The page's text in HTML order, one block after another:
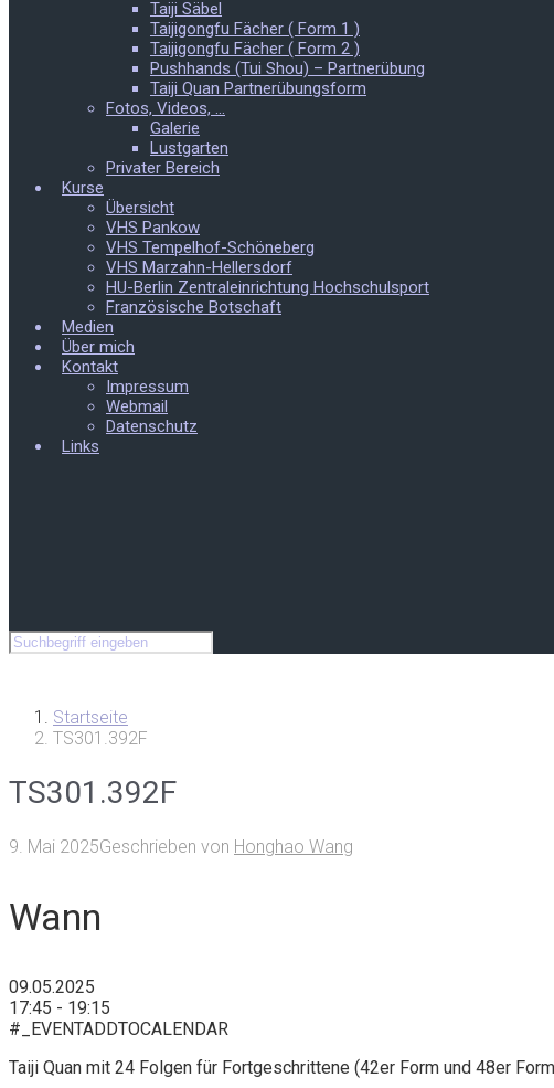
Taiji Säbel
Taijigongfu Fächer ( Form 1 )
Taijigongfu Fächer ( Form 2 )
Pushhands (Tui Shou) – Partnerübung
Taiji Quan Partnerübungsform
Fotos, Videos, …
Galerie
Lustgarten
Privater Bereich
Kurse
Übersicht
VHS Pankow
VHS Tempelhof-Schöneberg
VHS Marzahn-Hellersdorf
HU-Berlin Zentraleinrichtung Hochschulsport
Französische Botschaft
Medien
Über mich
Kontakt
Impressum
Webmail
Datenschutz
Links
Startseite
TS301.392F
TS301.392F
9. Mai 2025Geschrieben von Honghao Wang
Wann
09.05.2025
17:45 - 19:15
#_EVENTADDTOCALENDAR
Taiji Quan mit 24 Folgen für Fortgeschrittene (42er Form und 48er